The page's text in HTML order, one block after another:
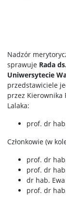
Nadzór
sprawuje Rada
Uniwersytecie
przedstawiciele
przez Kierownika
Lalaka:
prof. dr
Członkowie (w
prof. dr
prof. dr
dr hab.
prof. dr